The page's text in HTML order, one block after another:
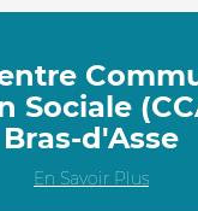
Sociale
Bras-d'Asse
En Savoir Plus